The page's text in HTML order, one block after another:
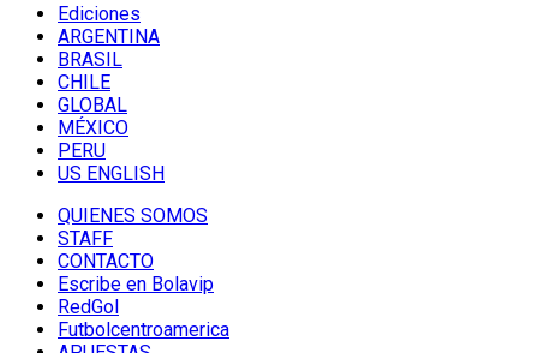
Ediciones
ARGENTINA
BRASIL
CHILE
GLOBAL
MÉXICO
PERU
US ENGLISH
QUIENES SOMOS
STAFF
CONTACTO
Escribe en Bolavip
RedGol
Futbolcentroamerica